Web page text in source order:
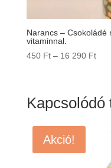
Narancs – Csokoládé
vitaminnal.
450 Ft – 16 290 Ft
16
Kapcsolódó
Akció!